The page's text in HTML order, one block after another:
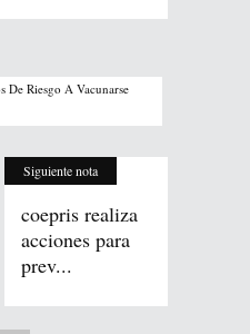
De Riesgo A Vacunarse
Siguiente nota
coepris realiza
acciones para
prev...